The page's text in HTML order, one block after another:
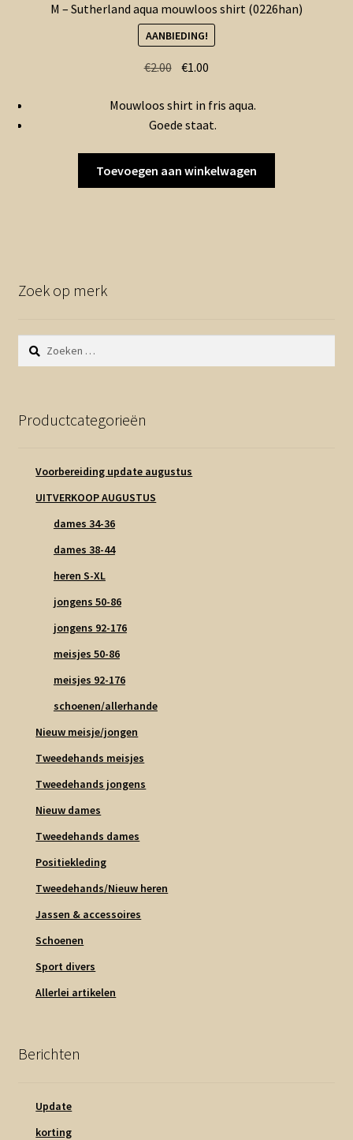
M – Sutherland aqua mouwloos shirt (0226han)
AANBIEDING!
€2.00 Oorspronkelijke
was:
€2.00.
€1.00
is:
€1.00.
Mouwloos shirt in fris aqua.
Goede staat.
Toevoegen aan winkelwagen
Zoek op merk
Zoeken
naar:
Productcategorieën
Voorbereiding update augustus
UITVERKOOP AUGUSTUS
dames 34-36
dames 38-44
heren S-XL
jongens 50-86
jongens 92-176
meisjes 50-86
meisjes 92-176
schoenen/allerhande
Nieuw meisje/jongen
Tweedehands meisjes
Tweedehands jongens
Nieuw dames
Tweedehands dames
Positiekleding
Tweedehands/Nieuw heren
Jassen & accessoires
Schoenen
Sport divers
Allerlei artikelen
Berichten
Update
korting